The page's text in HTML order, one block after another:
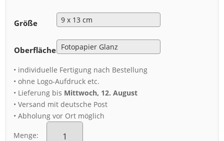
Größe
Oberfläche
• individuelle Fertigung nach Bestellung
• ohne Logo-Aufdruck etc.
• Lieferung bis Mittwoch, 12. August
• Versand mit deutsche Post
• Abholung vor Ort möglich
Menge:
Fotoabzug
(00500)